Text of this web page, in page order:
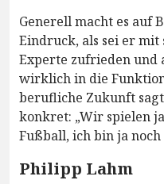
Generell macht es auf
Eindruck, als sei er mit
Experte zufrieden und
wirklich in die
berufliche Zukunft
konkret: „Wir spielen
Fußball, ich bin ja
Philipp Lahm